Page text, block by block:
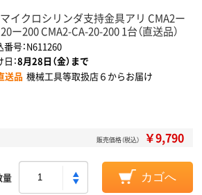
イクロシリンダ支持金具アリ CMA2ー
ー200 CMA2-CA-20-200 1台（直送品）
番号：N611260
：8月28日（金）まで
送品 機械工具等取扱店６からお届け
販売価格（税込） ￥9,790
量 カゴへ